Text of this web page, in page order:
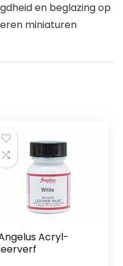
en beglazing op
miniaturen
Acryl-